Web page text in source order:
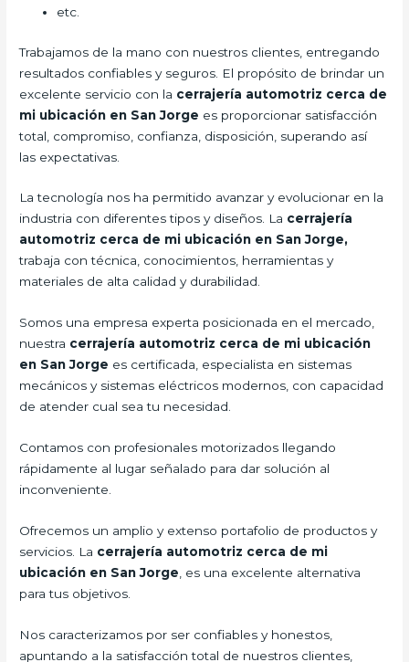
etc.
Trabajamos de la mano con nuestros clientes, entregando
resultados confiables y seguros. El propósito de brindar un
excelente servicio con la cerrajería automotriz cerca de
mi ubicación en San Jorge es proporcionar satisfacción
total, compromiso, confianza, disposición, superando así
las expectativas.
La tecnología nos ha permitido avanzar y evolucionar en la
industria con diferentes tipos y diseños. La cerrajería
automotriz cerca de mi ubicación en San Jorge,
trabaja con técnica, conocimientos, herramientas y
materiales de alta calidad y durabilidad.
Somos una empresa experta posicionada en el mercado,
nuestra cerrajería automotriz cerca de mi ubicación
en San Jorge es certificada, especialista en sistemas
mecánicos y sistemas eléctricos modernos, con capacidad
de atender cual sea tu necesidad.
Contamos con profesionales motorizados llegando
rápidamente al lugar señalado para dar solución al
inconveniente.
Ofrecemos un amplio y extenso portafolio de productos y
servicios. La cerrajería automotriz cerca de mi
ubicación en San Jorge , es una excelente alternativa
para tus objetivos.
Nos caracterizamos por ser confiables y honestos,
apuntando a la satisfacción total de nuestros clientes,